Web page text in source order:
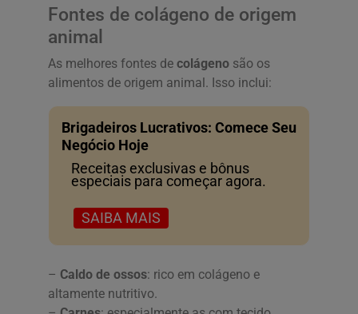
Fontes de colágeno de origem
animal
As melhores fontes de colágeno são os
alimentos de origem animal. Isso inclui:
Brigadeiros Lucrativos: Comece Seu
Negócio Hoje
Receitas exclusivas e bônus
especiais para começar agora.
SAIBA MAIS
– Caldo de ossos: rico em colágeno e
altamente nutritivo.